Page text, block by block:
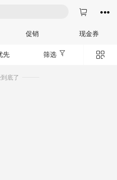


促销 现金券
先 筛选 
底了